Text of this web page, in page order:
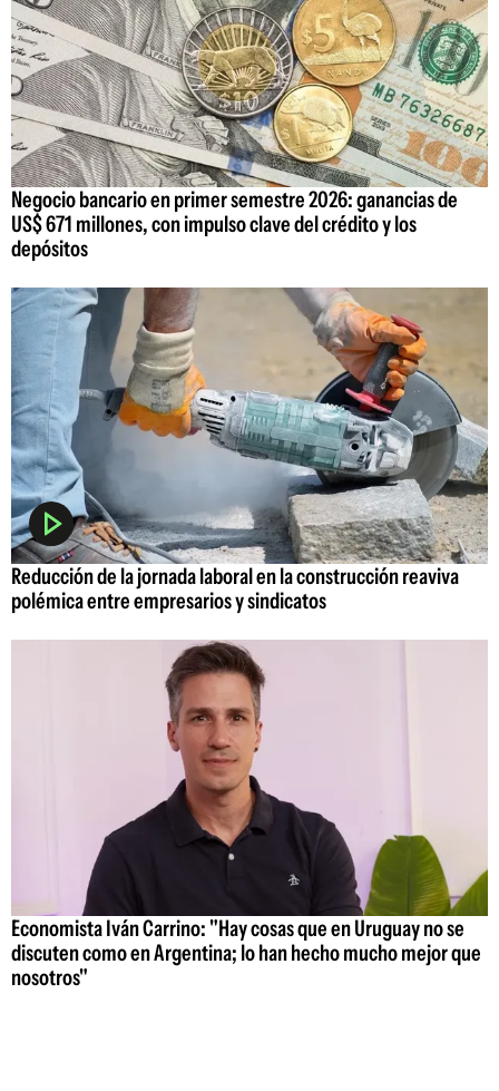
Negocio bancario en primer semestre 2026: ganancias de
US$ 671 millones, con impulso clave del crédito y los
depósitos
Reducción de la jornada laboral en la construcción reaviva
polémica entre empresarios y sindicatos
Economista Iván Carrino: "Hay cosas que en Uruguay no se
discuten como en Argentina; lo han hecho mucho mejor que
nosotros"